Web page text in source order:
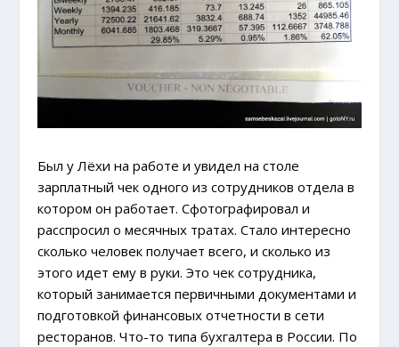
Был у Лёхи на работе и увидел на столе
зарплатный чек одного из сотрудников отдела в
котором он работает. Сфотографировал и
расспросил о месячных тратах. Стало интересно
сколько человек получает всего, и сколько из
этого идет ему в руки. Это чек сотрудника,
который занимается первичными документами и
подготовкой финансовых отчетности в сети
ресторанов. Что-то типа бухгалтера в России. По